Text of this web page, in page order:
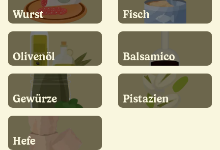
Wurst Fisch
Olivenöl Balsamico
Gewürze Pistazien
Hefe